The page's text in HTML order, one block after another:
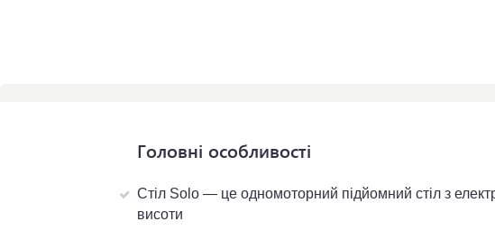
Головні особливості
Стіл Solo — це одномоторний підйомний стіл з
висоти